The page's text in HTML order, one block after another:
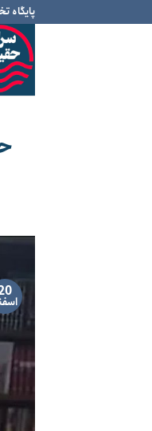
to
پایگاه